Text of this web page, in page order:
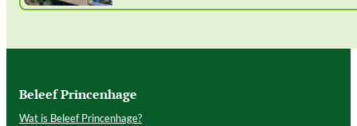
Beleef Princenhage
Wat is Beleef Princenhage?